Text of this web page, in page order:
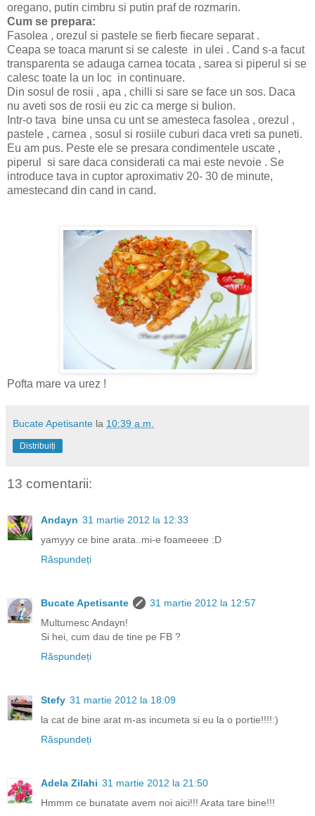
oregano, putin cimbru si putin praf de rozmarin.
Cum se prepara:
Fasolea , orezul si pastele se fierb fiecare separat .
Ceapa se toaca marunt si se caleste in ulei . Cand s-a facut
transparenta se adauga carnea tocata , sarea si piperul si se
calesc toate la un loc in continuare.
Din sosul de rosii , apa , chilli si sare se face un sos. Daca
nu aveti sos de rosii eu zic ca merge si bulion.
Intr-o tava bine unsa cu unt se amesteca fasolea , orezul ,
pastele , carnea , sosul si rosiile cuburi daca vreti sa puneti.
Eu am pus. Peste ele se presara condimentele uscate ,
piperul si sare daca considerati ca mai este nevoie . Se
introduce tava in cuptor aproximativ 20- 30 de minute,
amestecand din cand in cand.
Pofta mare va urez !
Bucate Apetisante la 10:39 a.m.
Distribuiți
13 comentarii:
Andayn 31 martie 2012 la 12:33
yamyyy ce bine arata..mi-e foameeee :D
Răspundeți
Bucate Apetisante
31 martie 2012 la 12:57
Multumesc Andayn!
Si hei, cum dau de tine pe FB ?
Răspundeți
Stefy 31 martie 2012 la 18:09
la cat de bine arat m-as incumeta si eu la o portie!!!!:)
Răspundeți
Adela Zilahi 31 martie 2012 la 21:50
Hmmm ce bunatate avem noi aici!!! Arata tare bine!!!